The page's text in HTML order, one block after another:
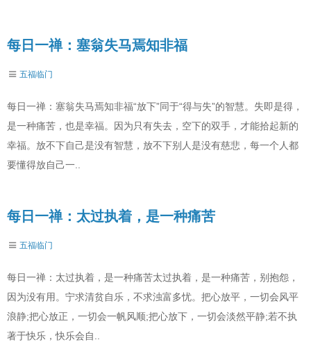
每日一禅：塞翁失马焉知非福
五福临门
每日一禅：塞翁失马焉知非福“放下”同于“得与失”的智慧。失即是得，
是一种痛苦，也是幸福。因为只有失去，空下的双手，才能拾起新的
幸福。放不下自己是没有智慧，放不下别人是没有慈悲，每一个人都
要懂得放自己一..
每日一禅：太过执着，是一种痛苦
五福临门
每日一禅：太过执着，是一种痛苦太过执着，是一种痛苦，别抱怨，
因为没有用。宁求清贫自乐，不求浊富多忧。把心放平，一切会风平
浪静;把心放正，一切会一帆风顺;把心放下，一切会淡然平静;若不执
著于快乐，快乐会自..